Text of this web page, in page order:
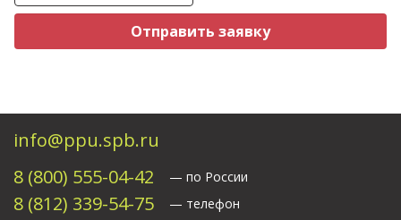
info@ppu.spb.ru
8 (800) 555-04-42
— по России
8 (812) 339-54-75 — телефон